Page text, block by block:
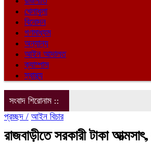
খেলাধুলা
বিনোদন
গণমাধ্যম
অন্যান্য
আইন আদালত
ক্যাম্পাস
স্বাস্থ্য
সংবাদ শিরোনাম ::
প্রচ্ছদ / আইন বিচার
রাজবাড়ীতে সরকারী টাকা